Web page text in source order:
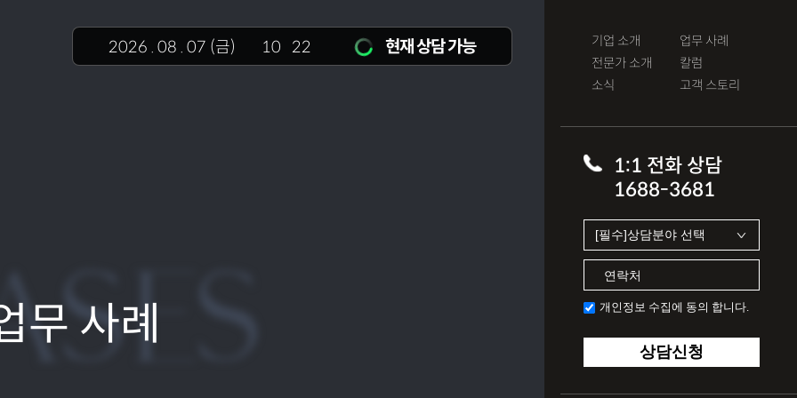
2026 . 08 . 07 (금) 10 22 현재 상담 가능
기업 소개
전문가 소개
소식
업무 사례
칼럼
고객 스토리
1:1 전화 상담
1688-3681
개인정보 수집에 동의 합니다.
상담신청
무 사례